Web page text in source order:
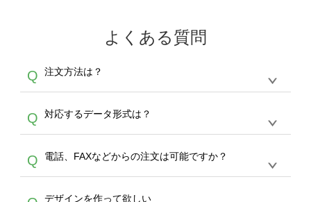
よくある質問
Q 注文方法は？
A
生産にて承っております。デザインツールから
デザインの作成から決済まで完了できます。
30枚以上やシルク印刷など、大口注文の場合
は、サポートが担当するエコバッグコンシェル
やタンブラーコンシェルをご利用ください。製
作する数量が多ければ多いほど、オンデマンド
Q 対応するデータ形式は？
A
ドできるデータ形式は、JPG / PNG / AI / PSD /
PDF 形式になります。データの最大サイズ
Q 電話、FAXなどからの注文は可能ですか？
A デザインを作って欲しい